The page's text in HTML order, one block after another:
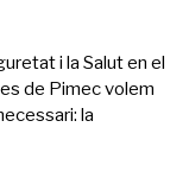
i la Salut en el
de Pimec volem
la